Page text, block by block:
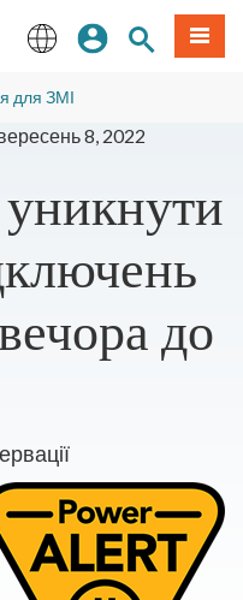
Увійдіть
Пошук по
Меню
для ЗМІ
8, 2022
до